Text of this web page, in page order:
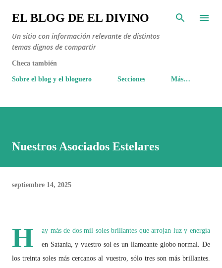
Ir al contenido principal
EL BLOG DE EL DIVINO
Un sitio con información relevante de distintos
temas dignos de compartir
Checa también
Sobre el blog y el bloguero Secciones Más…
Nuestros Asociados Estelares
septiembre 14, 2025
H
ay más de dos mil soles brillantes que arrojan luz y energía
en Satania, y vuestro sol es un llameante globo normal. De
los treinta soles más cercanos al vuestro, sólo tres son más brillantes.